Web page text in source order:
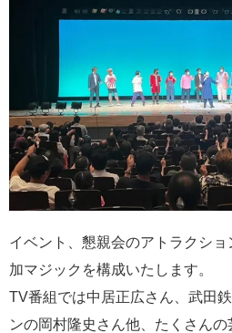
イベント、懇親会のアトラクシ
加マジックを構成いたします。
TV番組では中居正広さん、武田
ンの岡村隆史さん他、たくさん